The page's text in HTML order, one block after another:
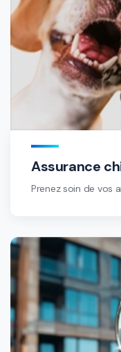
Assurance
Prenez soin de vos